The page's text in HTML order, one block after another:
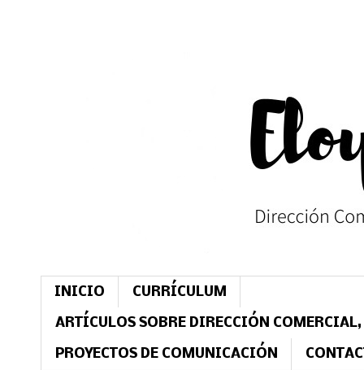
INICIO CURRÍCULUM
ARTÍCULOS SOBRE DIRECCIÓN
PROYECTOS DE COMUNICACIÓN